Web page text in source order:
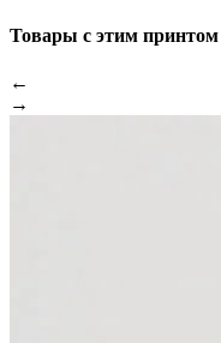
Товары с этим принтом
←
→